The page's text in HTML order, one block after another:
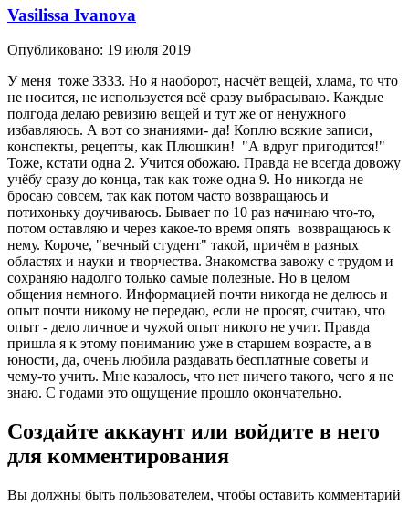
Vasilissa Ivanova
Опубликовано: 19 июля 2019
У меня тоже 3333. Но я наоборот, насчёт вещей, хлама, то что
не носится, не используется всё сразу выбрасываю. Каждые
полгода делаю ревизию вещей и тут же от ненужного
избавляюсь. А вот со знаниями- да! Коплю всякие записи,
конспекты, рецепты, как Плюшкин! "А вдруг пригодится!"
Тоже, кстати одна 2. Учится обожаю. Правда не всегда довожу
учёбу сразу до конца, так как тоже одна 9. Но никогда не
бросаю совсем, так как потом часто возвращаюсь и
потихоньку доучиваюсь. Бывает по 10 раз начинаю что-то,
потом оставляю и через какое-то время опять возвращаюсь к
нему. Короче, "вечный студент" такой, причём в разных
областях и науки и творчества. Знакомства завожу с трудом и
сохраняю надолго только самые полезные. Но в целом
общения немного. Информацией почти никогда не делюсь и
опыт почти никому не передаю, если не просят, считаю, что
опыт - дело личное и чужой опыт никого не учит. Правда
пришла я к этому пониманию уже в старшем возрасте, а в
юности, да, очень любила раздавать бесплатные советы и
чему-то учить. Мне казалось, что нет ничего такого, чего я не
знаю. С годами это ощущение прошло окончательно.
Создайте аккаунт или войдите в него
для комментирования
Вы должны быть пользователем, чтобы оставить комментарий